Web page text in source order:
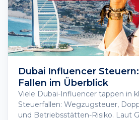
Dubai Influencer
Fallen im Überblick
Viele Dubai-Influencer tappen in
Steuerfallen: Wegzugsteuer,
und Betriebsstätten-Risiko. Laut